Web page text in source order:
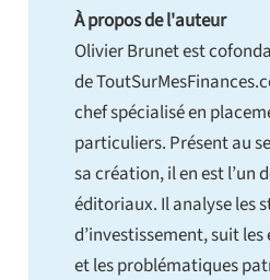
À propos de l'auteur
Olivier Brunet est
de
chef spécialisé en
particuliers. Présent au
sa création, il en est l’un
éditoriaux. Il analyse les
d’investissement, suit
et les problématiques